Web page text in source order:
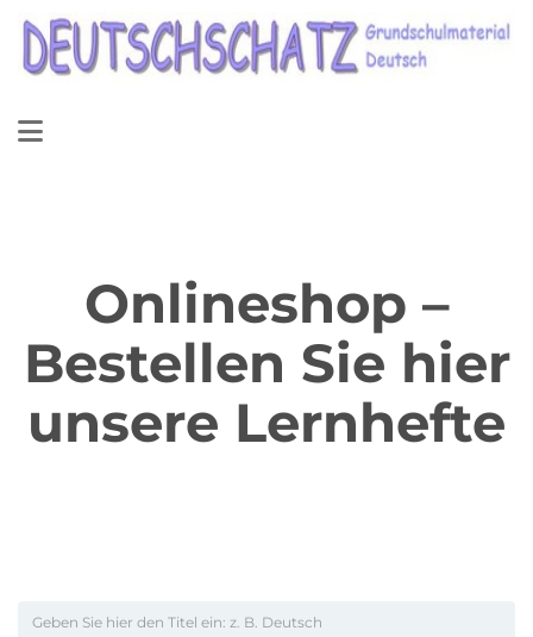
Onlineshop –
Bestellen Sie hier
unsere Lernhefte